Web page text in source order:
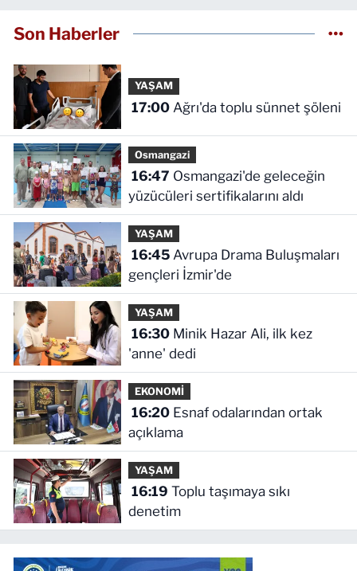
Son Haberler
YAŞAM
17:00 Ağrı'da toplu sünnet şöleni
Osmangazi
16:47
yüzücüleri sertifikalarını aldı
YAŞAM
16:45Avrupa Drama Buluşmaları
gençleri İzmir'de
YAŞAM
16:30Minik Hazar Ali, ilk kez
'anne' dedi
EKONOMİ
16:20Esnaf odalarından ortak
açıklama
YAŞAM
16:19
denetim